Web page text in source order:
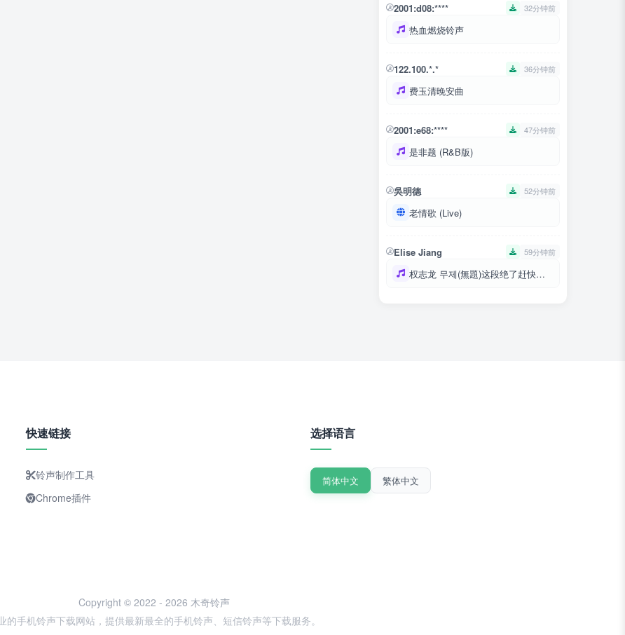
2001:d08:**** 32分钟前
热血燃烧铃声
122.100.*.* 36分钟前
费玉清晚安曲
2001:e68:**** 47分钟前
是非题 (R&B版)
吳明德 52分钟前
老情歌 (Live)
Elise Jiang 59分钟前
权志龙 무제(無題)这段绝了赶快保存吧
快速链接
铃声制作工具
Chrome插件
选择语言
简体中文 繁体中文
Copyright © 2022 - 2026 木奇铃声
的手机铃声下载网站，提供最新最全的手机铃声、短信铃声等下载服务。